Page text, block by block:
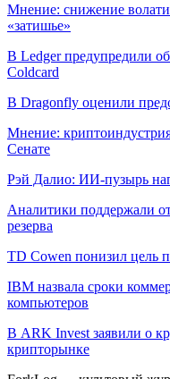
Мнение: снижение
«затишье»
В Ledger предупредили
Coldcard
В Dragonfly оценили
Мнение:
Сенате
Рэй Далио: ИИ-пузырь
Аналитики поддержали
резерва
TD Cowen понизил цель
IBM назвала сроки
компьютеров
В ARK Invest заявили о
крипторынке